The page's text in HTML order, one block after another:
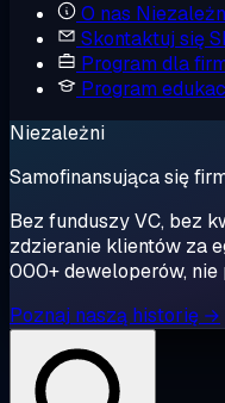
O nas
Skontaktuj się
Program dla
Program
Niezależni
Samofinansująca się
Bez funduszy VC, bez
zdzieranie klientów za
000+ deweloperów, nie
Poznaj naszą historię →